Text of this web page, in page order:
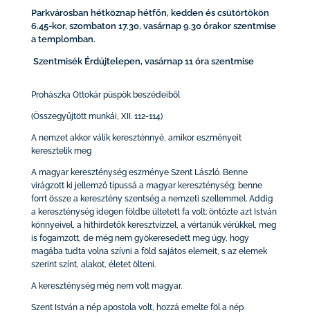
Parkvárosban hétköznap hétfőn, kedden és csütörtökön
6.45-kor, szombaton 17.30, vasárnap 9.30 órakor szentmise
a templomban.
Szentmisék Érdújtelepen, vasárnap 11 óra szentmise
Prohászka Ottokár püspök beszédeiből
(Összegyűjtött munkái, XII. 112-114)
A nemzet akkor válik kereszténnyé, amikor eszményeit
keresztelik meg
A magyar kereszténység eszménye Szent László. Benne
virágzott ki jellemző típussá a magyar kereszténység; benne
forrt össze a keresztény szentség a nemzeti szellemmel. Addig
a kereszténység idegen földbe ültetett fa volt: öntözte azt István
könnyeivel, a hithirdetők keresztvízzel, a vértanúk vérükkel, meg
is fogamzott, de még nem gyökeresedett meg úgy, hogy
magába tudta volna szívni a föld sajátos elemeit, s az elemek
szerint színt, alakot, életet ölteni.
A kereszténység még nem volt magyar.
Szent István a nép apostola volt, hozzá emelte föl a nép